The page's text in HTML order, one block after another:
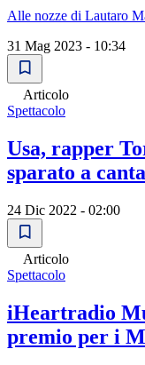
Alle nozze di Lautaro
31 Mag 2023 - 10:34
Articolo
Spettacolo
Usa, rapper
sparato a
24 Dic 2022 - 02:00
Articolo
Spettacolo
iHeartradio
premio per i